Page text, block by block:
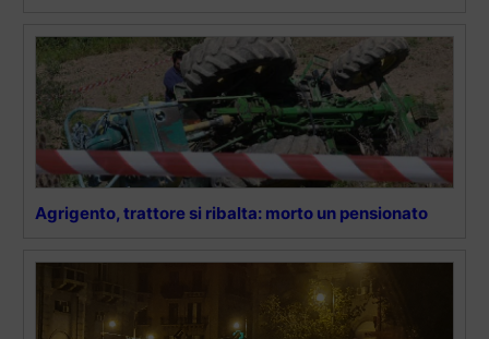
Agrigento, trattore si ribalta: morto un pensionato